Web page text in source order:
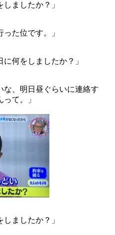
ましたか？」
た位です。」
何をしましたか？」
な、明日昼ぐらいに連絡す
て。」
ましたか？」